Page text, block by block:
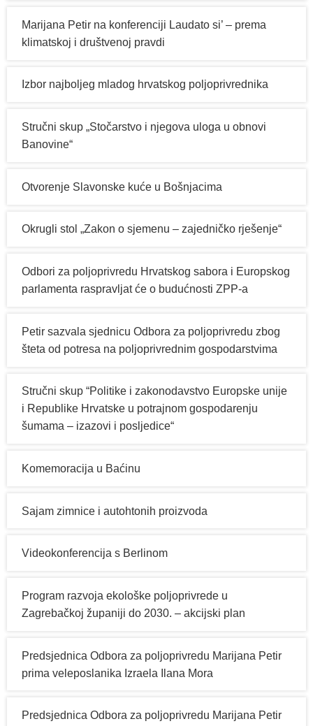
Marijana Petir na konferenciji Laudato si’ – prema
klimatskoj i društvenoj pravdi
Izbor najboljeg mladog hrvatskog poljoprivrednika
Stručni skup „Stočarstvo i njegova uloga u obnovi
Banovine“
Otvorenje Slavonske kuće u Bošnjacima
Okrugli stol „Zakon o sjemenu – zajedničko rješenje“
Odbori za poljoprivredu Hrvatskog sabora i Europskog
parlamenta raspravljat će o budućnosti ZPP-a
Petir sazvala sjednicu Odbora za poljoprivredu zbog
šteta od potresa na poljoprivrednim gospodarstvima
Stručni skup “Politike i zakonodavstvo Europske unije
i Republike Hrvatske u potrajnom gospodarenju
šumama – izazovi i posljedice“
Komemoracija u Baćinu
Sajam zimnice i autohtonih proizvoda
Videokonferencija s Berlinom
Program razvoja ekološke poljoprivrede u
Zagrebačkoj županiji do 2030. – akcijski plan
Predsjednica Odbora za poljoprivredu Marijana Petir
prima veleposlanika Izraela Ilana Mora
Predsjednica Odbora za poljoprivredu Marijana Petir